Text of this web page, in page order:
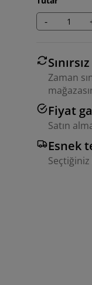
-
Zaman
Fiyat
Satın
Esnek
Seçtiğiniz